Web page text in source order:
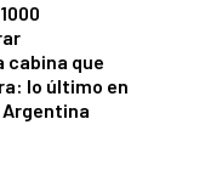
cabina que
lo último en